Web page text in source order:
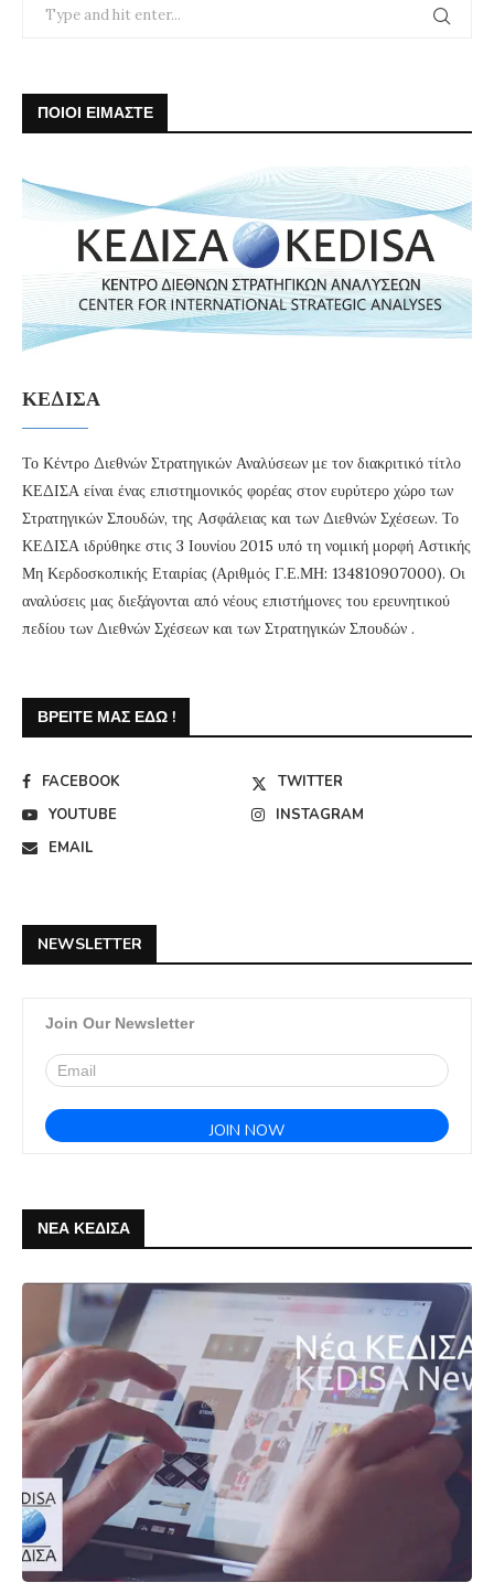
ΠΟΙΟΙ ΕΙΜΑΣΤΕ
ΚΕΔΙΣΑ
Το Κέντρο Διεθνών Στρατηγικών Αναλύσεων με τον διακριτικό τίτλο
ΚΕΔΙΣΑ είναι ένας επιστημονικός φορέας στον ευρύτερο χώρο των
Στρατηγικών Σπουδών, της Ασφάλειας και των Διεθνών Σχέσεων. Το
ΚΕΔΙΣΑ ιδρύθηκε στις 3 Ιουνίου 2015 υπό τη νομική μορφή Αστικής
Μη Κερδοσκοπικής Εταιρίας (Αριθμός Γ.Ε.ΜΗ: 134810907000). Οι
αναλύσεις μας διεξάγονται από νέους επιστήμονες του ερευνητικού
πεδίου των Διεθνών Σχέσεων και των Στρατηγικών Σπουδών .
ΒΡΕΊΤΕ ΜΑΣ ΕΔΏ !
FACEBOOK
TWITTER
YOUTUBE
INSTAGRAM
EMAIL
NEWSLETTER
Join Our Newsletter
ΝΕΑ ΚΕΔΙΣΑ